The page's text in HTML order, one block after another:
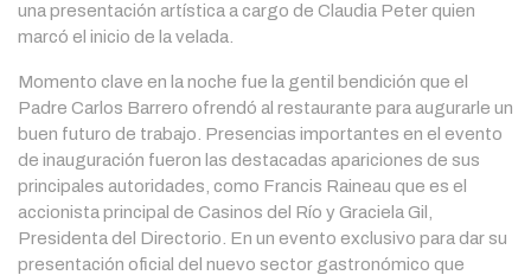
una presentación artística a cargo de Claudia Peter quien
marcó el inicio de la velada.
Momento clave en la noche fue la gentil bendición que el
Padre Carlos Barrero ofrendó al restaurante para augurarle un
buen futuro de trabajo. Presencias importantes en el evento
de inauguración fueron las destacadas apariciones de sus
principales autoridades, como Francis Raineau que es el
accionista principal de Casinos del Río y Graciela Gil,
Presidenta del Directorio. En un evento exclusivo para dar su
presentación oficial del nuevo sector gastronómico que